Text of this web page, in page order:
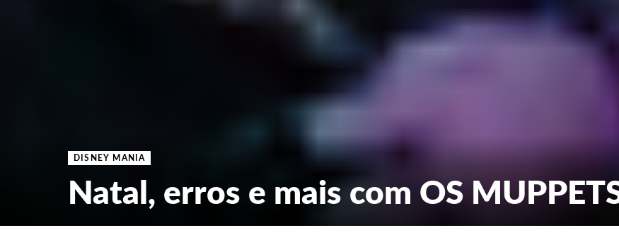
DISNEY MANIA
Natal, erros e mais com OS